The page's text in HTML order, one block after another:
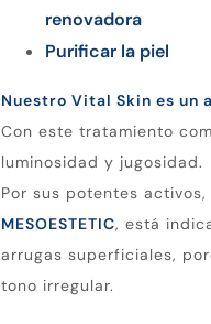
renovadora
Purificar la piel
Nuestro Vital Skin es un
Con este tratamiento
luminosidad y jugosidad.
Por sus potentes
MESOESTETIC, está
arrugas superficiales,
tono irregular.